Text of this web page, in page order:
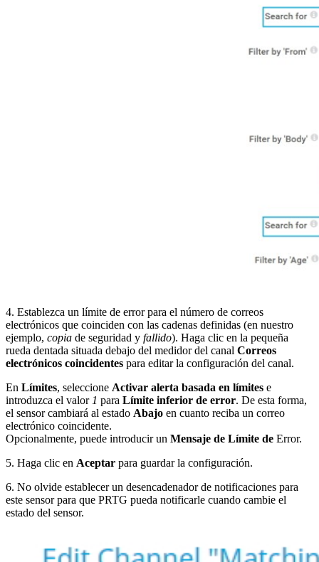
4. Establezca un límite de error para el número de correos
electrónicos que coinciden con las cadenas definidas (en nuestro
ejemplo, copia de seguridad y fallido). Haga clic en la pequeña
rueda dentada situada debajo del medidor del canal Correos
electrónicos coincidentes para editar la configuración del canal.
En Límites, seleccione Activar alerta basada en límites e
introduzca el valor 1 para Límite inferior de error. De esta forma,
el sensor cambiará al estado Abajo en cuanto reciba un correo
electrónico coincidente.
Opcionalmente, puede introducir un Mensaje de Límite de Error.
5. Haga clic en Aceptar para guardar la configuración.
6. No olvide establecer un desencadenador de notificaciones para
este sensor para que PRTG pueda notificarle cuando cambie el
estado del sensor.